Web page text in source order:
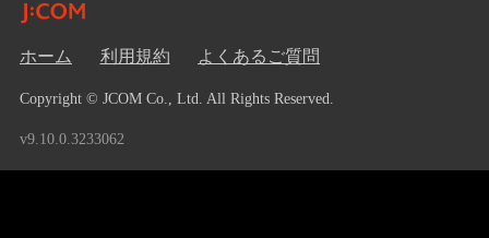
ホーム 利用規約 よくあるご質問
Copyright © JCOM Co., Ltd. All Rights Reserved.
v9.10.0.3233062